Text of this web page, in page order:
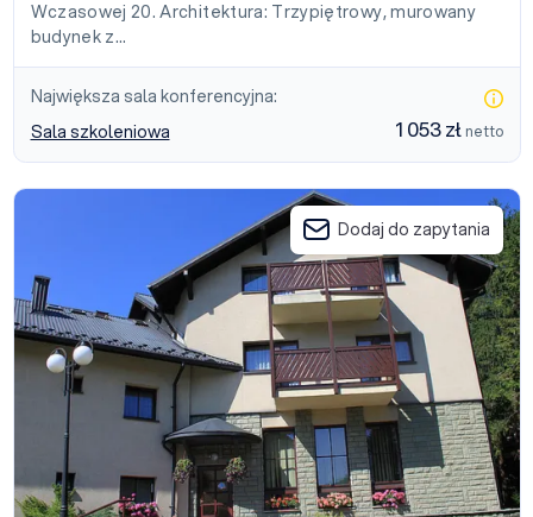
Wczasowej 20. Architektura: Trzypiętrowy, murowany
budynek z…
Największa sala konferencyjna:
Sala szkoleniowa
1 053 zł netto
Ośrodek Konferencyjno- Szkoleniowy Politechniki Śląskiej „CIS”
Dodaj do zapytania